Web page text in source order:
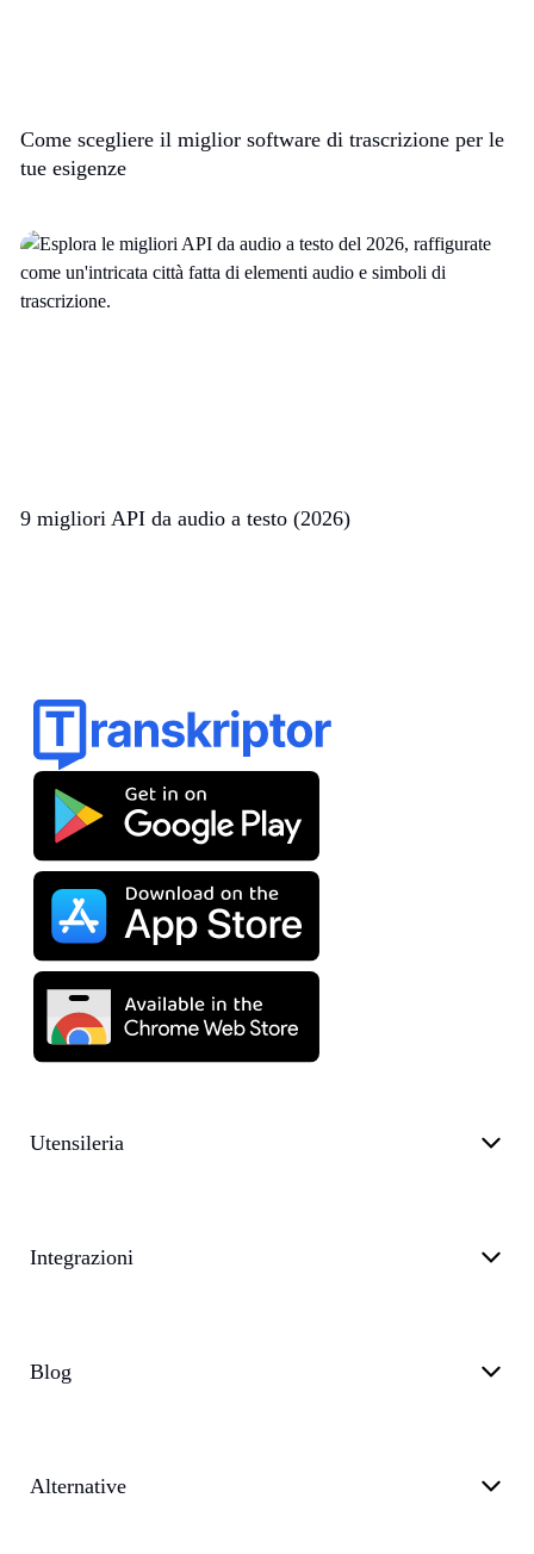
Come scegliere il miglior software di trascrizione per le
tue esigenze
9 migliori API da audio a testo (2026)
Utensileria
Integrazioni
Blog
Alternative